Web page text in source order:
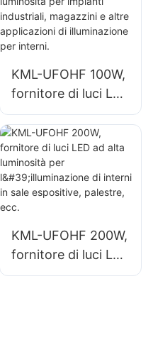
quali capannoni
industriali e
magazzini.
KML-UFOHF 100W,
fornitore di luci LED
ad alta luminosità
per impianti
industriali,
magazzini e altre
applicazioni di
illuminazione per
interni.
KML-UFOHF 200W,
fornitore di luci LED
ad alta luminosità